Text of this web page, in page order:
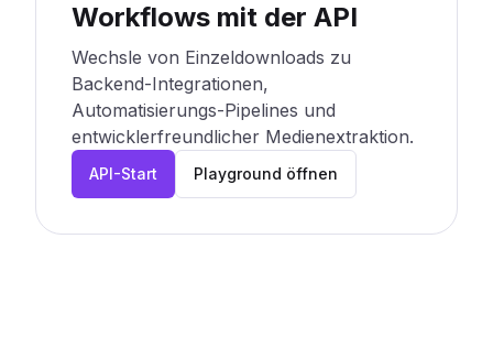
Workflows mit der API
Wechsle von Einzeldownloads zu
Backend-Integrationen,
Automatisierungs-Pipelines und
entwicklerfreundlicher Medienextraktion.
API-Start Playground öffnen